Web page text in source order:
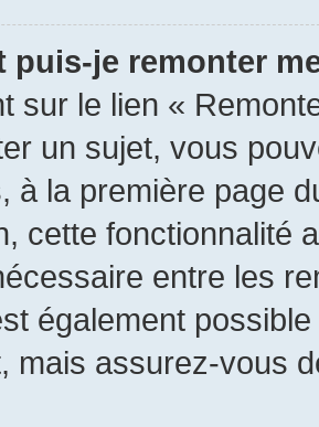
puis-je remonter
sur le lien «
un sujet, vous
à la première page
cette fonctionnalité
entre les
également
mais assurez-vous